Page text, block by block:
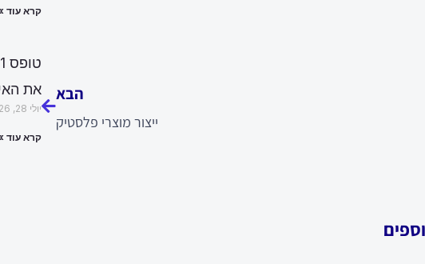
הבא
ייצור מוצרי פלסטיק
הבא
קרא עוד
את
יולי 28, 2026
קרא עוד